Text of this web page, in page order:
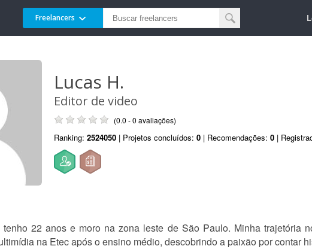
Freelancers
Lucas H.
Editor de video
(0.0 - 0 avaliações)
Ranking: 2524050 | Projetos concluídos: 0 | Recomendações: 0 |
22 anos e moro na zona leste de São Paulo. Minha trajetória
na Etec após o ensino médio, descobrindo a paixão por contar